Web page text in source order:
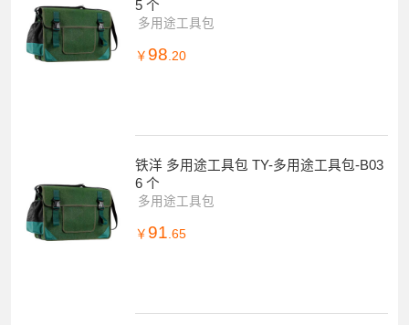
5 个
多用途工具包
￥ 98 .20
铁洋 多用途工具包 TY-多用途工具包-B03
6 个
多用途工具包
￥ 91.65